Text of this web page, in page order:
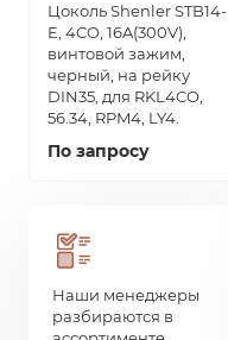
Цоколь Shenler STB14-
E, 4CO, 16A(300V),
винтовой зажим,
черный, на рейку
DIN35, для RKL4CO,
56.34, RPM4, LY4.
По запросу
Наши менеджеры
разбираются в